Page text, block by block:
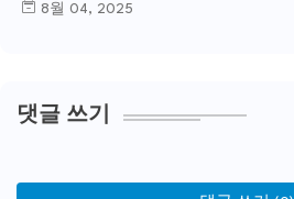
8월 04, 2025
댓글 쓰기